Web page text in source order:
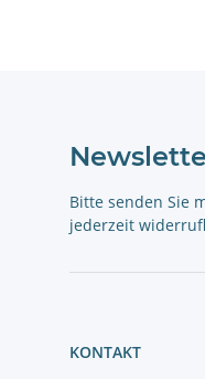
Bitte senden Sie
jederzeit
KONTAKT